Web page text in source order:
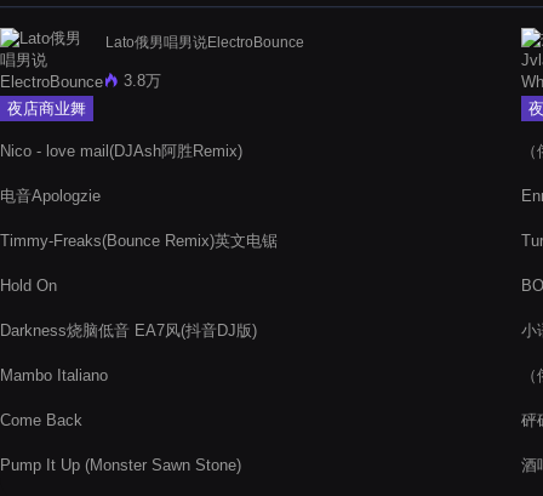
夜店商业舞
Lato俄男唱男说ElectroBounce
3.8万
Nico - love mail(DJAsh阿胜Remix)
电音Apologzie
Timmy-Freaks(Bounce Remix)英文电锯
Hold On
Darkness烧脑低音 EA7风(抖音DJ版)
Mambo Italiano
Come Back
Pump It Up (Monster Sawn Stone)
小
砰
酒